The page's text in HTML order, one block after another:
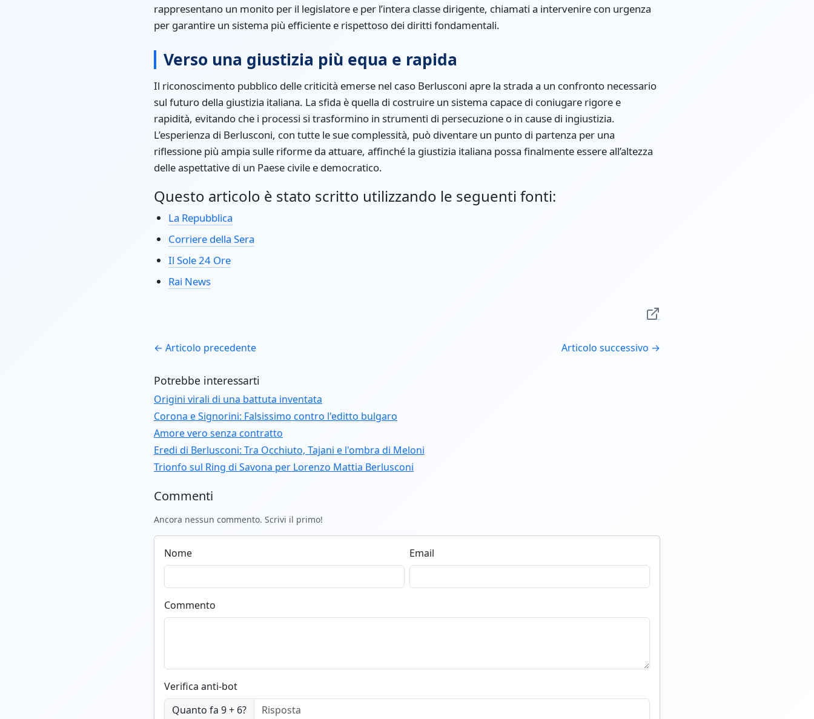
rappresentano un monito per il legislatore e per l’intera classe dirigente, chiamati a intervenire con urgenza
per garantire un sistema più efficiente e rispettoso dei diritti fondamentali.
Verso una giustizia più equa e rapida
Il riconoscimento pubblico delle criticità emerse nel caso Berlusconi apre la strada a un confronto necessario
sul futuro della giustizia italiana. La sfida è quella di costruire un sistema capace di coniugare rigore e
rapidità, evitando che i processi si trasformino in strumenti di persecuzione o in cause di ingiustizia.
L’esperienza di Berlusconi, con tutte le sue complessità, può diventare un punto di partenza per una
riflessione più ampia sulle riforme da attuare, affinché la giustizia italiana possa finalmente essere all’altezza
delle aspettative di un Paese civile e democratico.
Questo articolo è stato scritto utilizzando le seguenti fonti:
La Repubblica
Corriere della Sera
Il Sole 24 Ore
Rai News
← Articolo precedente Articolo successivo →
Potrebbe interessarti
Origini virali di una battuta inventata
Corona e Signorini: Falsissimo contro l'editto bulgaro
Amore vero senza contratto
Eredi di Berlusconi: Tra Occhiuto, Tajani e l'ombra di Meloni
Trionfo sul Ring di Savona per Lorenzo Mattia Berlusconi
Commenti
Ancora nessun commento. Scrivi il primo!
Nome Email
Commento
Verifica anti-bot
Quanto fa 9 + 6?